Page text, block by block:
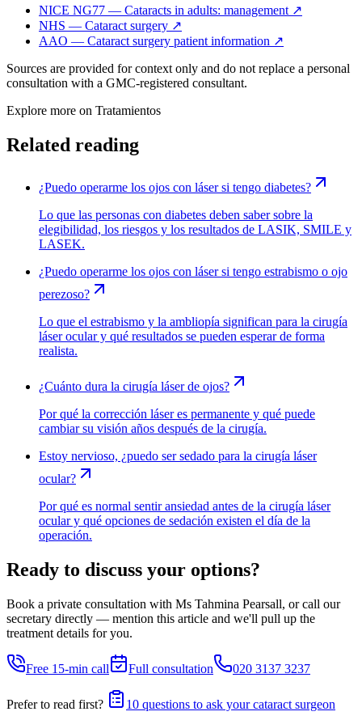
NICE NG77 — Cataracts in adults: management ↗
NHS — Cataract surgery ↗
AAO — Cataract surgery patient information ↗
Sources are provided for context only and do not replace a personal
consultation with a GMC-registered consultant.
Explore more on Tratamientos
Related reading
¿Puedo operarme los ojos con láser si tengo diabetes?
Lo que las personas con diabetes deben saber sobre la
elegibilidad, los riesgos y los resultados de LASIK, SMILE y
LASEK.
¿Puedo operarme los ojos con láser si tengo estrabismo o ojo
perezoso?
Lo que el estrabismo y la ambliopía significan para la cirugía
láser ocular y qué resultados se pueden esperar de forma
realista.
¿Cuánto dura la cirugía láser de ojos?
Por qué la corrección láser es permanente y qué puede
cambiar su visión años después de la cirugía.
Estoy nervioso, ¿puedo ser sedado para la cirugía láser
ocular?
Por qué es normal sentir ansiedad antes de la cirugía láser
ocular y qué opciones de sedación existen el día de la
operación.
Ready to discuss your options?
Book a private consultation with Ms Tahmina Pearsall, or call our
secretary directly — mention this article and we'll pull up the
treatment details for you.
Free 15-min call Full consultation 020 3137 3237
Prefer to read first? 10 questions to ask your cataract surgeon